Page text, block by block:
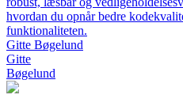
hvordan du opnår bedre
funktionaliteten.
Gitte Bøgelund
Gitte
Bøgelund